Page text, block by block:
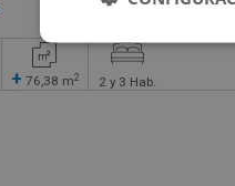
68 inmuebles
+ 76,38 m2 2 y 3 Hab.